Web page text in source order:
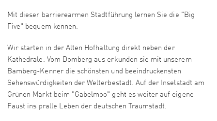
Mit dieser barrierearmen Stadtführung lernen Sie die "Big
Five" bequem kennen.
Wir starten in der Alten Hofhaltung direkt neben der
Kathedrale. Vom Domberg aus erkunden sie mit unserem
Bamberg-Kenner die schönsten und beeindruckensten
Sehenswürdigkeiten der Welterbestadt. Auf der Inselstadt am
Grünen Markt beim "Gabelmoo" geht es weiter auf eigene
Faust ins pralle Leben der deutschen Traumstadt.